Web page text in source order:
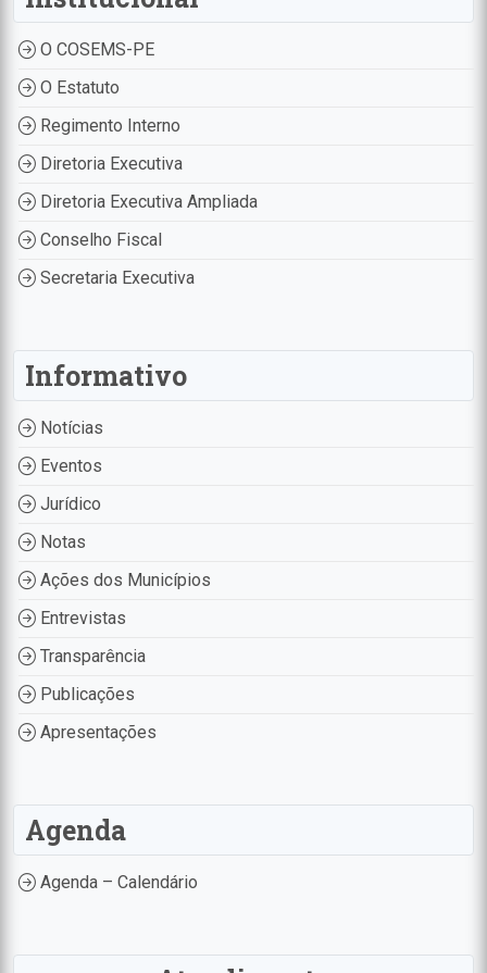
O COSEMS-PE
O Estatuto
Regimento Interno
Diretoria Executiva
Diretoria Executiva Ampliada
Conselho Fiscal
Secretaria Executiva
Informativo
Notícias
Eventos
Jurídico
Notas
Ações dos Municípios
Entrevistas
Transparência
Publicações
Apresentações
Agenda
Agenda – Calendário